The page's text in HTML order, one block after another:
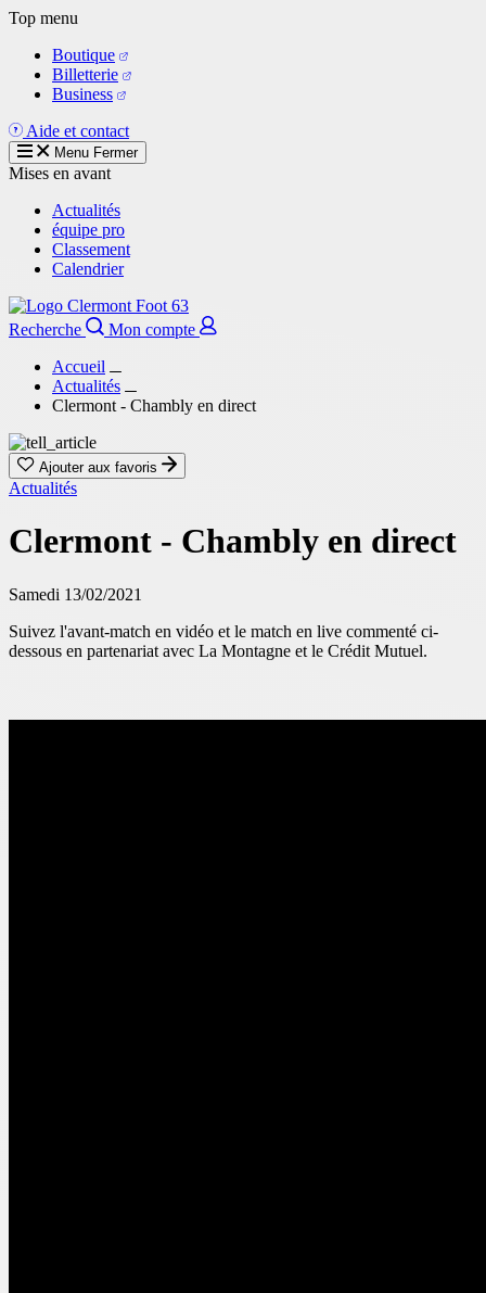
Aller
contenu
principal
Top menu
Boutique
Billetterie
Business
Aide et contact
Menu Fermer
Mises en avant
Actualités
équipe pro
Classement
Calendrier
Recherche
Mon compte
Accueil
Actualités
Clermont - Chambly en direct
Ajouter aux favoris
Actualités
Clermont - Chambly en direct
Samedi 13/02/2021
Suivez l'avant-match en vidéo et le match en live commenté ci-
dessous en partenariat avec La Montagne et le Crédit Mutuel.